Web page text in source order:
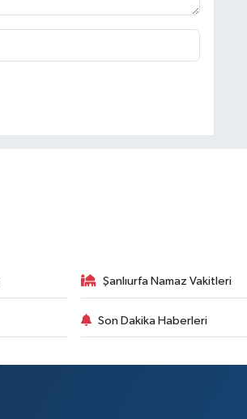
Şanlıurfa Namaz Vakitleri
Son Dakika Haberleri